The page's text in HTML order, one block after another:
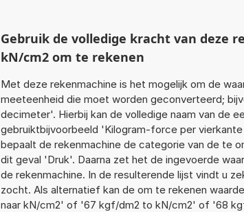
Gebruik de volledige kracht van deze
kN/cm2 om te rekenen
Met deze rekenmachine is het mogelijk om de
meeteenheid die moet worden geconverteerd;
decimeter'. Hierbij kan de volledige naam van de
gebruiktbijvoorbeeld 'Kilogram-force per
bepaalt de rekenmachine de categorie van de te
dit geval 'Druk'. Daarna zet het de ingevoerde
de rekenmachine. In de resulterende lijst vindt u
zocht. Als alternatief kan de om te rekenen
naar kN/cm2' of '67 kgf/dm2 to kN/cm2' of '68